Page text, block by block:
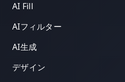
AI Fill
AIフィルター
AI生成
デザイン